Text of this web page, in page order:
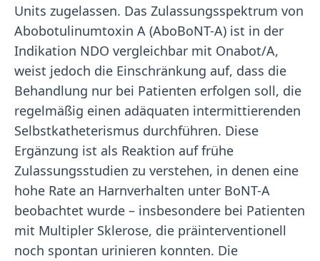
Units zugelassen. Das Zulassungsspektrum von
Abobotulinumtoxin A (AboBoNT-A) ist in der
Indikation NDO vergleichbar mit Onabot/A,
weist jedoch die Einschränkung auf, dass die
Behandlung nur bei Patienten erfolgen soll, die
regelmäßig einen adäquaten intermittierenden
Selbstkatheterismus durchführen. Diese
Ergänzung ist als Reaktion auf frühe
Zulassungsstudien zu verstehen, in denen eine
hohe Rate an Harnverhalten unter BoNT-A
beobachtet wurde – insbesondere bei Patienten
mit Multipler Sklerose, die präinterventionell
noch spontan urinieren konnten. Die